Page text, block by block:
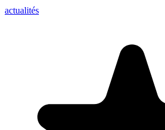
actualités